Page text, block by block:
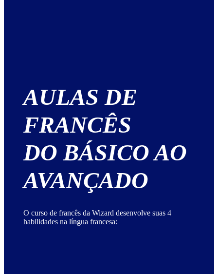
AULAS DE
FRANCÊS
DO BÁSICO AO
AVANÇADO
O curso de francês da Wizard desenvolve suas 4
habilidades na língua francesa: